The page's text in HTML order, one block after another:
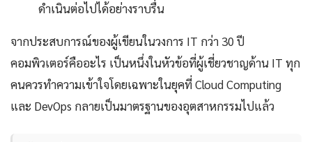
ดำเนินต่อไปได้อย่างราบรื่น
จากประสบการณ์ของผู้เขียนในวงการ IT กว่า 30 ปี
คอมพิวเตอร์คืออะไร เป็นหนึ่งในหัวข้อที่ผู้เชี่ยวชาญด้าน IT ทุก
คนควรทำความเข้าใจโดยเฉพาะในยุคที่ Cloud Computing
และ DevOps กลายเป็นมาตรฐานของอุตสาหกรรมไปแล้ว